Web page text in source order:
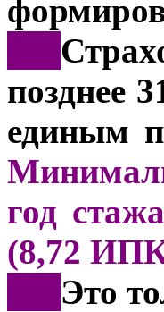
позднее
единым
год
(8,72
Это